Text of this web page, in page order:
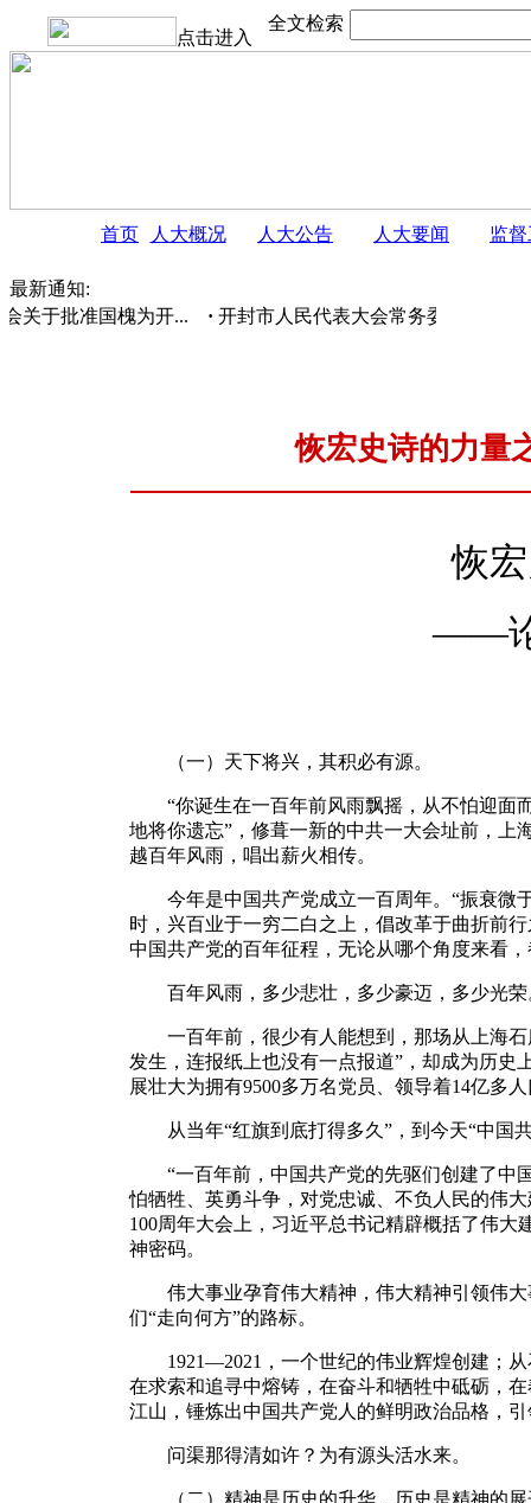
点击进入
全文检索
首页 人大概况 人大公告 人大要闻 监
最新通知:
批准国槐为开...
· 开封市人民代表大会常务委员会 公告
恢宏史诗的力
恢
——论
（一）天下将兴，其积必有源。
“你诞生在一百年前风雨飘摇，从不怕迎面
地将你遗忘”，修葺一新的中共一大会址前，上
越百年风雨，唱出薪火相传。
今年是中国共产党成立一百周年。“振衰微
时，兴百业于一穷二白之上，倡改革于曲折前
中国共产党的百年征程，无论从哪个角度来看
百年风雨，多少悲壮，多少豪迈，多少光荣
一百年前，很少有人能想到，那场从上海石
发生，连报纸上也没有一点报道”，却成为历史
展壮大为拥有9500多万名党员、领导着14亿多
从当年“红旗到底打得多久”，到今天“中国
“一百年前，中国共产党的先驱们创建了中
怕牺牲、英勇斗争，对党忠诚、不负人民的伟
100周年大会上，习近平总书记精辟概括了伟
神密码。
伟大事业孕育伟大精神，伟大精神引领伟大
们“走向何方”的路标。
1921—2021，一个世纪的伟业辉煌创建；从
在求索和追寻中熔铸，在奋斗和牺牲中砥砺，
江山，锤炼出中国共产党人的鲜明政治品格，
问渠那得清如许？为有源头活水来。
（二）精神是历史的升华，历史是精神的展